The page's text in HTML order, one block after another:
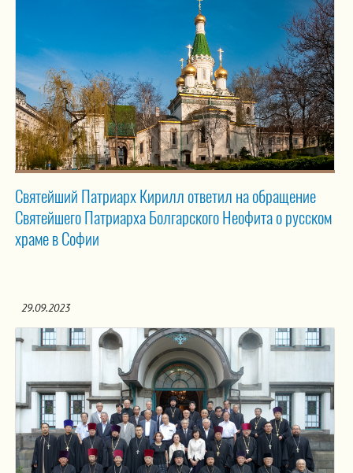
Святейший Патриарх Кирилл ответил на обращение
Святейшего Патриарха Болгарского Неофита о русском
храме в Софии
29.09.2023